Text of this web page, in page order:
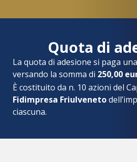
Quota di
La quota di adesione si paga
versando la somma di 250,00
È costituito da n. 10 azioni del
Fidimpresa Friulveneto
ciascuna.